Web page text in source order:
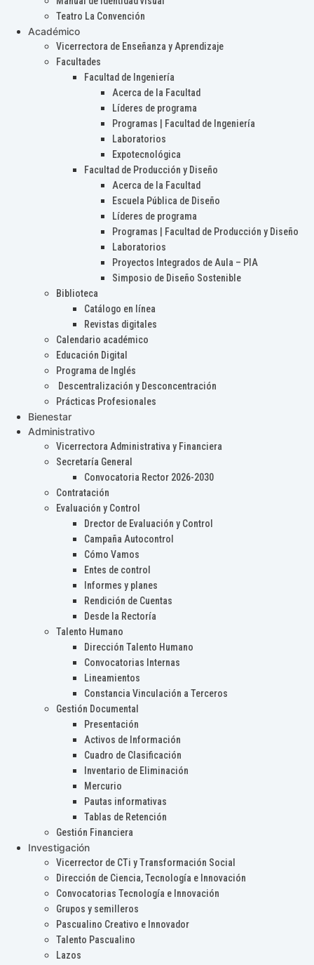
Teatro La Convención
Académico
Vicerrectora de Enseñanza y Aprendizaje
Facultades
Facultad de Ingeniería
Acerca de la Facultad
Líderes de programa
Programas | Facultad de Ingeniería
Laboratorios
Expotecnológica
Facultad de Producción y Diseño
Acerca de la Facultad
Escuela Pública de Diseño
Líderes de programa
Programas | Facultad de Producción y Diseño
Laboratorios
Proyectos Integrados de Aula – PIA
Simposio de Diseño Sostenible
Biblioteca
Catálogo en línea
Revistas digitales
Calendario académico
Educación Digital
Programa de Inglés
Descentralización y Desconcentración
Prácticas Profesionales
Bienestar
Administrativo
Vicerrectora Administrativa y Financiera
Secretaría General
Convocatoria Rector 2026-2030
Contratación
Evaluación y Control
Drector de Evaluación y Control
Campaña Autocontrol
Cómo Vamos
Entes de control
Informes y planes
Rendición de Cuentas
Desde la Rectoría
Talento Humano
Dirección Talento Humano
Convocatorias Internas
Lineamientos
Constancia Vinculación a Terceros
Gestión Documental
Presentación
Activos de Información
Cuadro de Clasificación
Inventario de Eliminación
Mercurio
Pautas informativas
Tablas de Retención
Gestión Financiera
Investigación
Vicerrector de CTi y Transformación Social
Dirección de Ciencia, Tecnología e Innovación
Convocatorias Tecnología e Innovación
Grupos y semilleros
Pascualino Creativo e Innovador
Talento Pascualino
Lazos